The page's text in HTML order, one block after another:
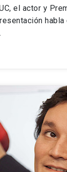
el actor y